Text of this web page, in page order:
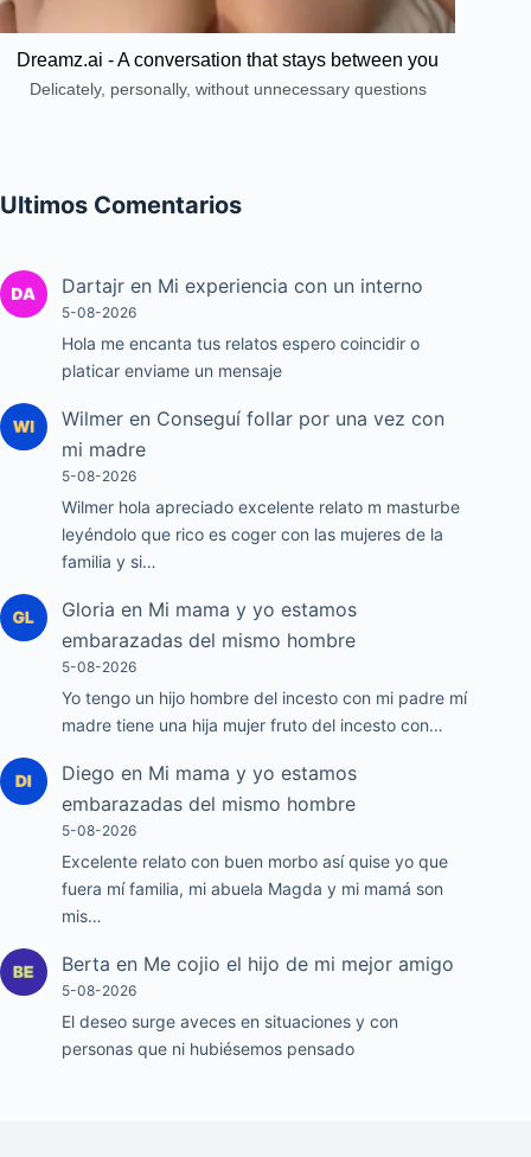
Dreamz.ai - A conversation that stays between you
Delicately, personally, without unnecessary questions
Ultimos Comentarios
Dartajr en Mi experiencia con un interno
5-08-2026
Hola me encanta tus relatos espero coincidir o
platicar enviame un mensaje
Wilmer en Conseguí follar por una vez con
mi madre
5-08-2026
Wilmer hola apreciado excelente relato m masturbe
leyéndolo que rico es coger con las mujeres de la
familia y si…
Gloria en Mi mama y yo estamos
embarazadas del mismo hombre
5-08-2026
Yo tengo un hijo hombre del incesto con mi padre mí
madre tiene una hija mujer fruto del incesto con…
Diego en Mi mama y yo estamos
embarazadas del mismo hombre
5-08-2026
Excelente relato con buen morbo así quise yo que
fuera mí familia, mi abuela Magda y mi mamá son
mis…
Berta en Me cojio el hijo de mi mejor amigo
5-08-2026
El deseo surge aveces en situaciones y con
personas que ni hubiésemos pensado